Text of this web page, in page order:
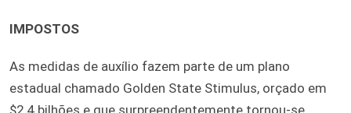
IMPOSTOS
As medidas de auxílio fazem parte de um plano
estadual chamado Golden State Stimulus, orçado em
$2,4 bilhões e que surpreendentemente tornou-se